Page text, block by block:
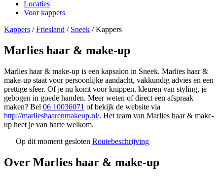
Locaties
Voor kappers
Kappers /Friesland / Sneek /Kappers
Marlies haar & make-up
Marlies haar & make-up is een kapsalon in Sneek. Marlies haar &
make-up staat voor persoonlijke aandacht, vakkundig advies en een
prettige sfeer. Of je nu komt voor knippen, kleuren van styling, je
gebogen in goede handen. Meer weten of direct een afspraak
maken? Bel 06 10036071 of bekijk de website via
http://marlieshaarenmakeup.nl/. Het team van Marlies haar & make-
up heet je van harte welkom.
Op dit moment gesloten Routebeschrijving
+
Over Marlies haar & make-up